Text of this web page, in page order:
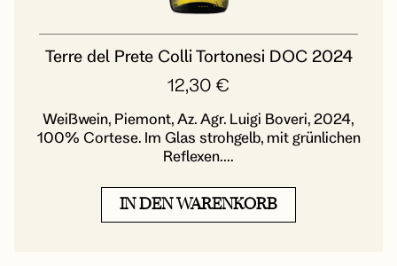
Terre del Prete Colli Tortonesi DOC 2024
12,30 €
Weißwein, Piemont, Az. Agr. Luigi Boveri, 2024,
100% Cortese. Im Glas strohgelb, mit grünlichen
Reflexen....
IN DEN WARENKORB